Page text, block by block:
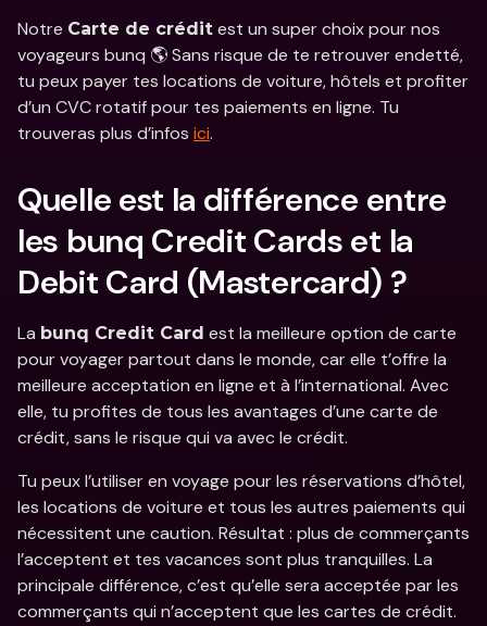
Notre Carte de crédit est un super choix pour nos
voyageurs bunq 🌎 Sans risque de te retrouver endetté,
tu peux payer tes locations de voiture, hôtels et profiter
d’un CVC rotatif pour tes paiements en ligne. Tu
trouveras plus d’infos ici.
Quelle est la différence entre
les bunq Credit Cards et la
Debit Card (Mastercard) ?
La bunq Credit Card est la meilleure option de carte
pour voyager partout dans le monde, car elle t’offre la
meilleure acceptation en ligne et à l’international. Avec
elle, tu profites de tous les avantages d’une carte de
crédit, sans le risque qui va avec le crédit.
Tu peux l’utiliser en voyage pour les réservations d’hôtel,
les locations de voiture et tous les autres paiements qui
nécessitent une caution. Résultat : plus de commerçants
l’acceptent et tes vacances sont plus tranquilles. La
principale différence, c’est qu’elle sera acceptée par les
commerçants qui n’acceptent que les cartes de crédit.